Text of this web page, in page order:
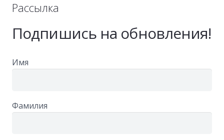
Рассылка
Подпишись на обновления!
Имя
Фамилия